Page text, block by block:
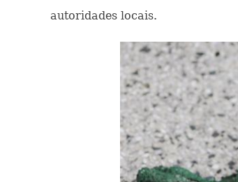
autoridades locais.